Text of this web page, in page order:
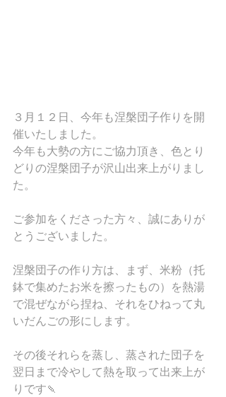
３月１２日、今年も涅槃団子作りを開
催いたしました。
今年も大勢の方にご協力頂き、色とり
どりの涅槃団子が沢山出来上がりまし
た。
ご参加をくださった方々、誠にありが
とうございました。
涅槃団子の作り方は、まず、米粉（托
鉢で集めたお米を擦ったもの）を熱湯
で混ぜながら捏ね、それをひねって丸
いだんごの形にします。
その後それらを蒸し、蒸された団子を
翌日まで冷やして熱を取って出来上が
りです🍡